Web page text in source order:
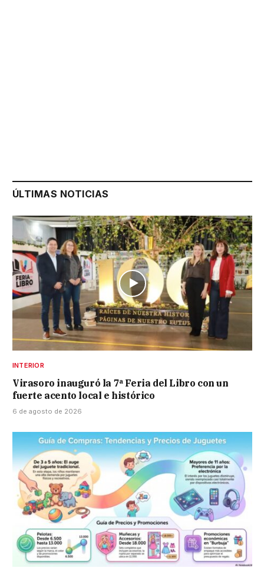
ÚLTIMAS NOTICIAS
INTERIOR
Virasoro inauguró la 7ª Feria del Libro con un
fuerte acento local e histórico
6 de agosto de 2026